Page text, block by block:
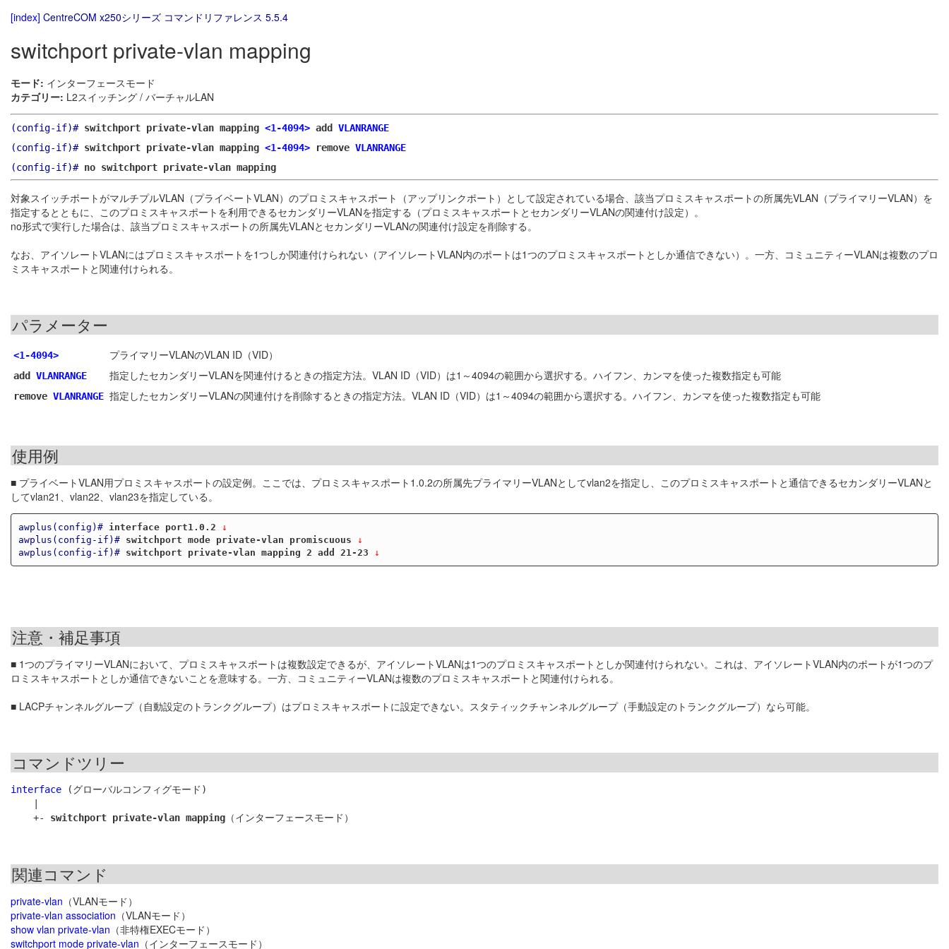
[index] CentreCOM x250シリーズ コマンドリファレンス 5.5.4
switchport private-vlan mapping
モード: インターフェースモード
カテゴリー: L2スイッチング / バーチャルLAN
(config-if)# switchport private-vlan mapping <1-4094> add VLANRANGE
(config-if)# switchport private-vlan mapping <1-4094> remove VLANRANGE
(config-if)# no switchport private-vlan mapping
対象スイッチポートがマルチプルVLAN（プライベートVLAN）のプロミスキャスポート（アップリンクポート）として設定されている場合、該当プロミスキャスポートの所属先VLAN（プライマリーVLAN）を
指定するとともに、このプロミスキャスポートを利用できるセカンダリーVLANを指定する（プロミスキャスポートとセカンダリーVLANの関連付け設定）。
no形式で実行した場合は、該当プロミスキャスポートの所属先VLANとセカンダリーVLANの関連付け設定を削除する。
なお、アイソレートVLANにはプロミスキャスポートを1つしか関連付けられない（アイソレートVLAN内のポートは1つのプロミスキャスポートとしか通信できない）。一方、コミュニティーVLANは複数のプロ
ミスキャスポートと関連付けられる。
パラメーター
<1-4094> プライマリーVLANのVLAN ID（VID）
add VLANRANGE 指定したセカンダリーVLANを関連付けるときの指定方法。VLAN ID（VID）は1～4094の範囲から選択する。ハイフン、カンマを使った複数指定も可能
remove VLANRANGE 指定したセカンダリーVLANの関連付けを削除するときの指定方法。VLAN ID（VID）は1～4094の範囲から選択する。ハイフン、カンマを使った複数指定も可能
使用例
■ プライベートVLAN用プロミスキャスポートの設定例。ここでは、プロミスキャスポート1.0.2の所属先プライマリーVLANとしてvlan2を指定し、このプロミスキャスポートと通信できるセカンダリーVLANと
してvlan21、vlan22、vlan23を指定している。
awplus(config)# interface port1.0.2 ↓
awplus(config-if)#
switchport mode private-vlan promiscuous ↓
awplus(config-if)#
switchport private-vlan mapping 2 add 21-23 ↓
注意・補足事項
■ 1つのプライマリーVLANにおいて、プロミスキャスポートは複数設定できるが、アイソレートVLANは1つのプロミスキャスポートとしか関連付けられない。これは、アイソレートVLAN内のポートが1つのプ
ロミスキャスポートとしか通信できないことを意味する。一方、コミュニティーVLANは複数のプロミスキャスポートと関連付けられる。
■ LACPチャンネルグループ（自動設定のトランクグループ）はプロミスキャスポートに設定できない。スタティックチャンネルグループ（手動設定のトランクグループ）なら可能。
コマンドツリー
interface (グローバルコンフィグモード)
    +-
switchport private-vlan mapping
関連コマンド
private-vlan （VLANモード）
private-vlan association （VLANモード）
show vlan private-vlan （非特権EXECモード）
switchport mode private-vlan （インターフェースモード）